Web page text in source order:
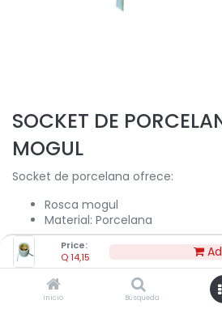
Price:
Q14,15
Inicio Búsqueda
SOCKET DE
MOGUL
Socket de porcelana ofrece:
Rosca mogul
Material: Porcelana
14,15